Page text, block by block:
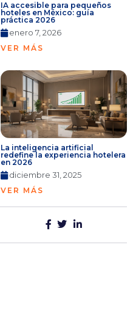
IA accesible para pequeños
hoteles en México: guía
práctica 2026
enero 7, 2026
VER MÁS
La inteligencia artificial
redefine la experiencia hotelera
en 2026
diciembre 31, 2025
VER MÁS